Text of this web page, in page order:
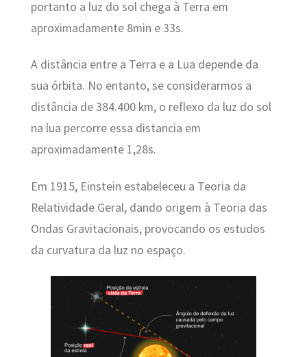
portanto a luz do sol chega à Terra em
aproximadamente 8min e 33s.
A distância entre a Terra e a Lua depende da
sua órbita. No entanto, se considerarmos a
distância de 384.400 km, o reflexo da luz do sol
na lua percorre essa distancia em
aproximadamente 1,28s.
Em 1915, Einstein estabeleceu a Teoria da
Relatividade Geral, dando origem à Teoria das
Ondas Gravitacionais, provocando os estudos
da curvatura da luz no espaço.